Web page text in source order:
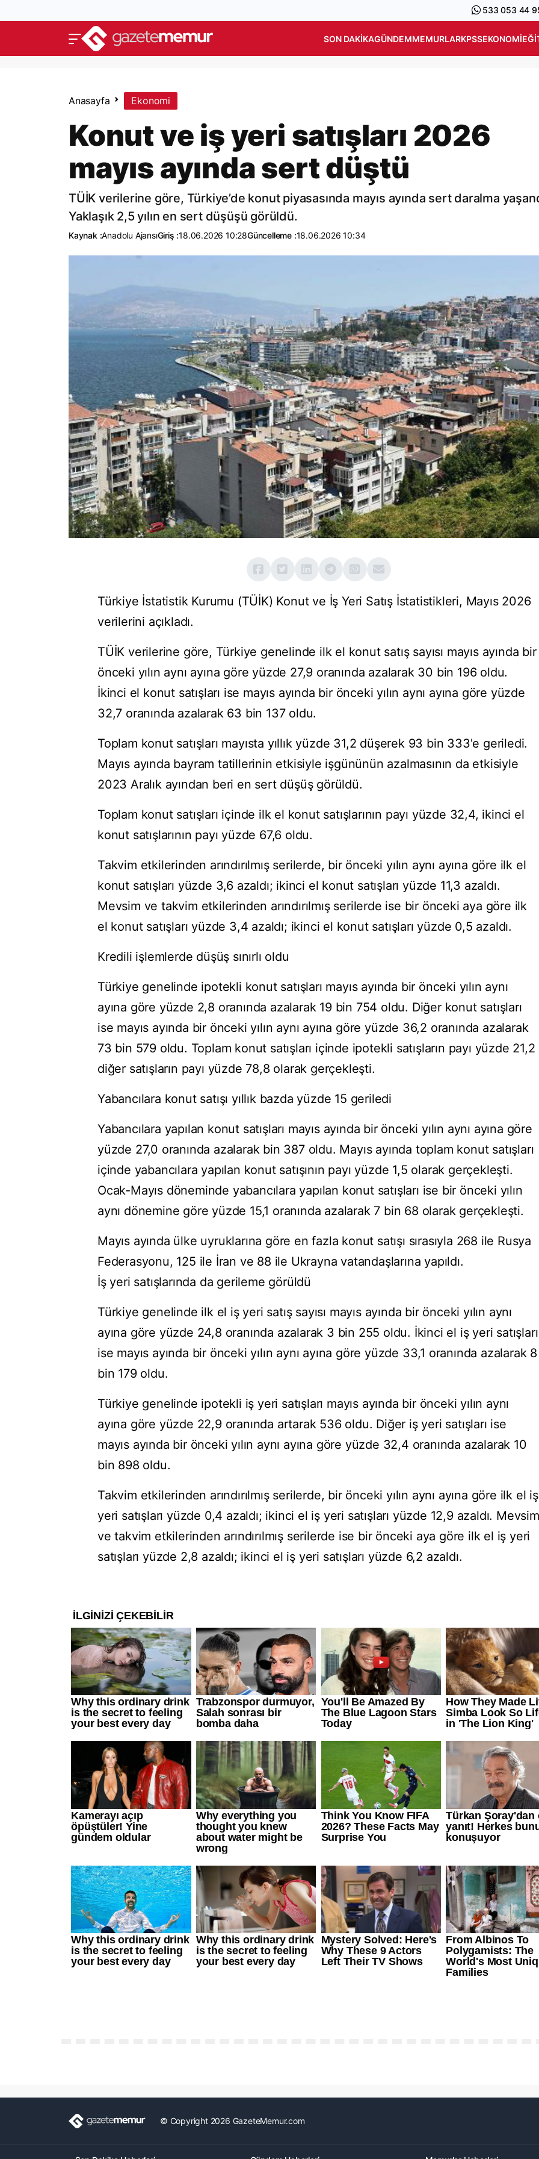
533 053 44
SON DAKIKAGÜNDEMMEMURLARKPSSEKONOMI
Anasayfa Ekonomi
Konut ve iş yeri satışları 2026
mayıs ayında sert düştü
TÜİK verilerine göre, Türkiye’de konut piyasasında mayıs ayında sert daralma
Yaklaşık 2,5 yılın en sert düşüşü görüldü.
Kaynak :Anadolu AjansıGiriş :18.06.2026 10:28Güncelleme :18.06.2026 10:34
Türkiye İstatistik Kurumu (TÜİK) Konut ve İş Yeri Satış İstatistikleri, Mayıs 2026
verilerini açıkladı.
TÜİK verilerine göre, Türkiye genelinde ilk el konut satış sayısı mayıs ayında bir
önceki yılın aynı ayına göre yüzde 27,9 oranında azalarak 30 bin 196 oldu.
İkinci el konut satışları ise mayıs ayında bir önceki yılın aynı ayına göre yüzde
32,7 oranında azalarak 63 bin 137 oldu.
Toplam konut satışları mayısta yıllık yüzde 31,2 düşerek 93 bin 333'e geriledi.
Mayıs ayında bayram tatillerinin etkisiyle işgününün azalmasının da etkisiyle
2023 Aralık ayından beri en sert düşüş görüldü.
Toplam konut satışları içinde ilk el konut satışlarının payı yüzde 32,4, ikinci el
konut satışlarının payı yüzde 67,6 oldu.
Takvim etkilerinden arındırılmış serilerde, bir önceki yılın aynı ayına göre ilk el
konut satışları yüzde 3,6 azaldı; ikinci el konut satışları yüzde 11,3 azaldı.
Mevsim ve takvim etkilerinden arındırılmış serilerde ise bir önceki aya göre ilk
el konut satışları yüzde 3,4 azaldı; ikinci el konut satışları yüzde 0,5 azaldı.
Kredili işlemlerde düşüş sınırlı oldu
Türkiye genelinde ipotekli konut satışları mayıs ayında bir önceki yılın aynı
ayına göre yüzde 2,8 oranında azalarak 19 bin 754 oldu. Diğer konut satışları
ise mayıs ayında bir önceki yılın aynı ayına göre yüzde 36,2 oranında azalarak
73 bin 579 oldu. Toplam konut satışları içinde ipotekli satışların payı yüzde 21,2
diğer satışların payı yüzde 78,8 olarak gerçekleşti.
Yabancılara konut satışı yıllık bazda yüzde 15 geriledi
Yabancılara yapılan konut satışları mayıs ayında bir önceki yılın aynı ayına göre
yüzde 27,0 oranında azalarak bin 387 oldu. Mayıs ayında toplam konut satışları
içinde yabancılara yapılan konut satışının payı yüzde 1,5 olarak gerçekleşti.
Ocak-Mayıs döneminde yabancılara yapılan konut satışları ise bir önceki yılın
aynı dönemine göre yüzde 15,1 oranında azalarak 7 bin 68 olarak gerçekleşti.
Mayıs ayında ülke uyruklarına göre en fazla konut satışı sırasıyla 268 ile Rusya
Federasyonu, 125 ile İran ve 88 ile Ukrayna vatandaşlarına yapıldı.
İş yeri satışlarında da gerileme görüldü
Türkiye genelinde ilk el iş yeri satış sayısı mayıs ayında bir önceki yılın aynı
ayına göre yüzde 24,8 oranında azalarak 3 bin 255 oldu. İkinci el iş yeri satışları
ise mayıs ayında bir önceki yılın aynı ayına göre yüzde 33,1 oranında azalarak 8
bin 179 oldu.
Türkiye genelinde ipotekli iş yeri satışları mayıs ayında bir önceki yılın aynı
ayına göre yüzde 22,9 oranında artarak 536 oldu. Diğer iş yeri satışları ise
mayıs ayında bir önceki yılın aynı ayına göre yüzde 32,4 oranında azalarak 10
bin 898 oldu.
Takvim etkilerinden arındırılmış serilerde, bir önceki yılın aynı ayına göre ilk el iş
yeri satışları yüzde 0,4 azaldı; ikinci el iş yeri satışları yüzde 12,9 azaldı. Mevsim
ve takvim etkilerinden arındırılmış serilerde ise bir önceki aya göre ilk el iş yeri
satışları yüzde 2,8 azaldı; ikinci el iş yeri satışları yüzde 6,2 azaldı.
© Copyright 2026 GazeteMemur.com